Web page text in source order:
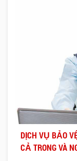
DỊCH VỤ BẢO
CẢ TRONG VÀ